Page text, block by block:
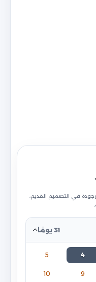
في التصميم القديم،
31 يومًا
4
5
9
10